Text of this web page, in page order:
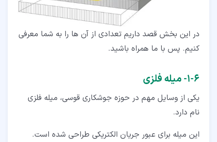
در این بخش قصد داریم تعدادی از آن ها را به شما معرفی
کنیم. پس با ما همراه باشید.
۶‏-‏۱‏- میله فلزی
یکی از وسایل مهم در حوزه جوشکاری قوسی، میله فلزی
نام دارد.
این میله برای عبور جریان الکتریکی طراحی شده است.